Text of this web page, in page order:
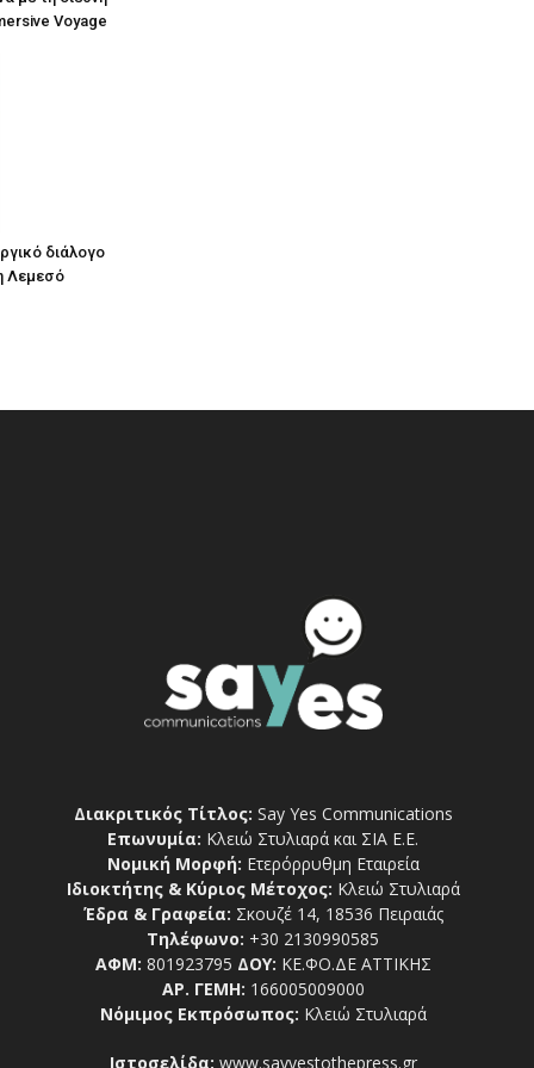
Voyage
διάλογο
Λεμεσό
Διακριτικός Τίτλος: Say Yes Communications
Επωνυμία: Κλειώ Στυλιαρά και ΣΙΑ Ε.Ε.
Νομική Μορφή: Ετερόρρυθμη Εταιρεία
Ιδιοκτήτης & Κύριος Μέτοχος: Κλειώ Στυλιαρά
Έδρα & Γραφεία: Σκουζέ 14, 18536 Πειραιάς
Τηλέφωνο: +30 2130990585
ΑΦΜ: 801923795 ΔΟΥ: ΚΕ.ΦΟ.ΔΕ ΑΤΤΙΚΗΣ
ΑΡ. ΓΕΜΗ: 166005009000
Νόμιμος Εκπρόσωπος: Κλειώ Στυλιαρά
Ιστοσελίδα: www.sayyestothepress.gr